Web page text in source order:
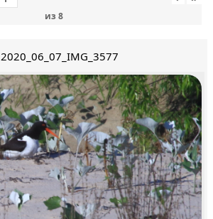
из 8
2020_06_07_IMG_3577